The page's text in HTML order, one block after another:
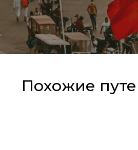
Похожие